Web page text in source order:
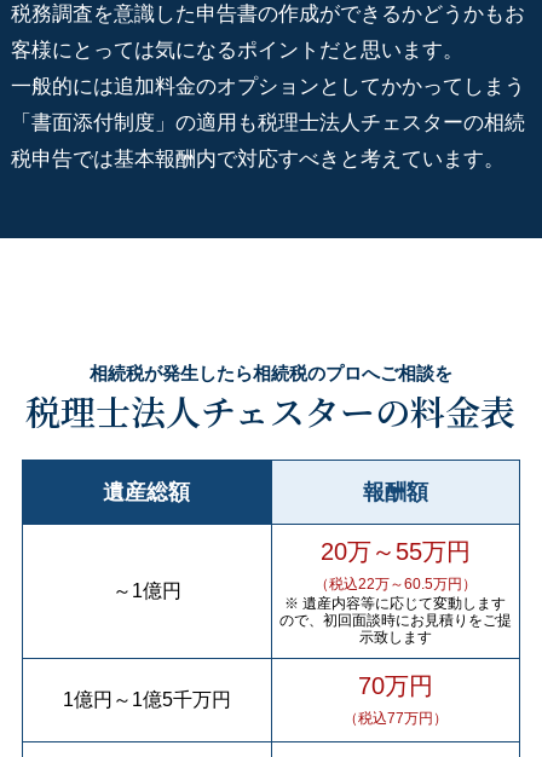
税務調査を意識した申告書の作成ができるかどうかもお
客様にとっては気になるポイントだと思います。
一般的には追加料金のオプションとしてかかってしまう
「書面添付制度」の適用も税理士法人チェスターの相続
税申告では基本報酬内で対応すべきと考えています。
相続税が発生したら相続税のプロへご相談を
税理士法人チェスターの料金表
遺産総額 報酬額
～ 1億円
20万～55万円
（税込22万～60.5万円）
※ 遺産内容等に応じて変動します
ので、初回面談時にお見積りをご提
示致します
1億円 ～ 1億5千万円 70万円
（税込77万円）